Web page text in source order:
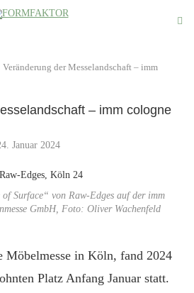
Veränderung der Messelandschaft – imm
– imm cologne
Januar 2024
Surface“ von Raw-Edges auf der imm
GmbH, Foto: Oliver Wachenfeld
Möbelmesse in Köln, fand 2024
Platz Anfang Januar statt.